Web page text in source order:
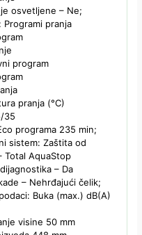
osvetljene – Ne;
Programi pranja
program
pranja (°C)
35
programa 235 min;
sistem: Zaštita od
Total AquaStop
– Da
– Nehrđajući čelik;
Buka (max.) dB(A)
visine 50 mm